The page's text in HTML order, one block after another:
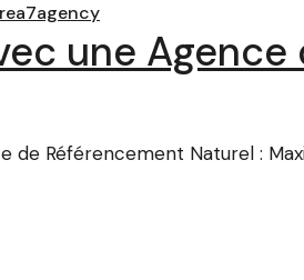
une Agence
de Référencement Naturel :